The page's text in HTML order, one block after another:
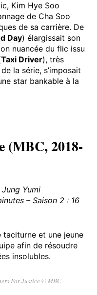
Kim Hye Soo
de Cha Soo
de sa carrière. De
Day) élargissait son
nuancée du flic issu
Taxi Driver), très
la série, s’imposait
star bankable à la
(MBC, 2018-
Yumi
– Saison 2 : 16
taciturne et une jeune
afin de résoudre
insolubles.
For Justice © MBC